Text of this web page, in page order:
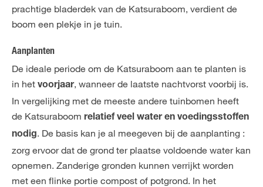
prachtige bladerdek van de Katsuraboom, verdient de
boom een plekje in je tuin.
Aanplanten
De ideale periode om de Katsuraboom aan te planten is
in het voorjaar, wanneer de laatste nachtvorst voorbij is.
In vergelijking met de meeste andere tuinbomen heeft
de Katsuraboom relatief veel water en voedingsstoffen
nodig. De basis kan je al meegeven bij de aanplanting :
zorg ervoor dat de grond ter plaatse voldoende water kan
opnemen. Zanderige gronden kunnen verrijkt worden
met een flinke portie compost of potgrond. In het